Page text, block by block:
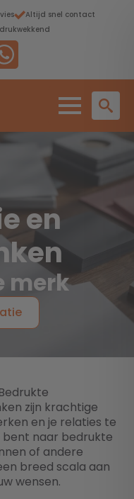
Altijd snel contact
en
merk
zijn krachtige
en je relaties te
bent naar bedrukte
of andere
breed scala aan
wensen.